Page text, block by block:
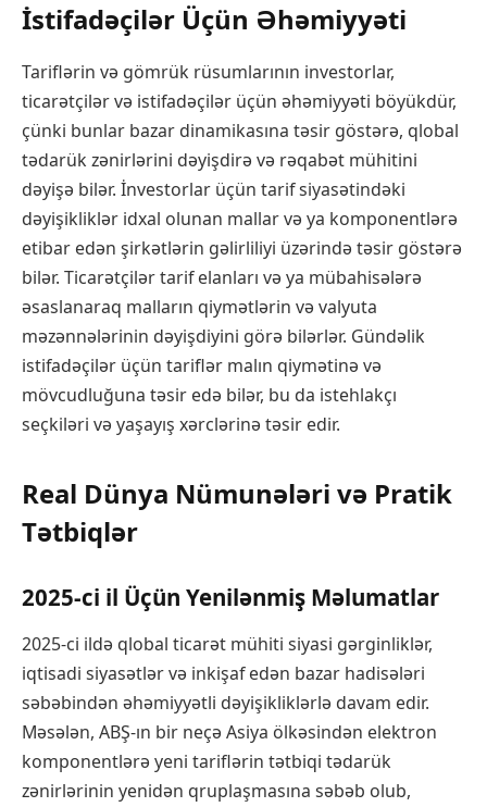
İstifadəçilər Üçün Əhəmiyyəti
Tariflərin və gömrük rüsumlarının investorlar,
ticarətçilər və istifadəçilər üçün əhəmiyyəti böyükdür,
çünki bunlar bazar dinamikasına təsir göstərə, qlobal
tədarük zənirlərini dəyişdirə və rəqabət mühitini
dəyişə bilər. İnvestorlar üçün tarif siyasətindəki
dəyişikliklər idxal olunan mallar və ya komponentlərə
etibar edən şirkətlərin gəlirliliyi üzərində təsir göstərə
bilər. Ticarətçilər tarif elanları və ya mübahisələrə
əsaslanaraq malların qiymətlərin və valyuta
məzənnələrinin dəyişdiyini görə bilərlər. Gündəlik
istifadəçilər üçün tariflər malın qiymətinə və
mövcudluğuna təsir edə bilər, bu da istehlakçı
seçkiləri və yaşayış xərclərinə təsir edir.
Real Dünya Nümunələri və Pratik
Tətbiqlər
2025-ci il Üçün Yenilənmiş Məlumatlar
2025-ci ildə qlobal ticarət mühiti siyasi gərginliklər,
iqtisadi siyasətlər və inkişaf edən bazar hadisələri
səbəbindən əhəmiyyətli dəyişikliklərlə davam edir.
Məsələn, ABŞ-ın bir neçə Asiya ölkəsindən elektron
komponentlərə yeni tariflərin tətbiqi tədarük
zənirlərinin yenidən qruplaşmasına səbəb olub,